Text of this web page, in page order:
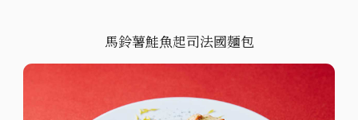
馬鈴薯鮭魚起司法國麵包